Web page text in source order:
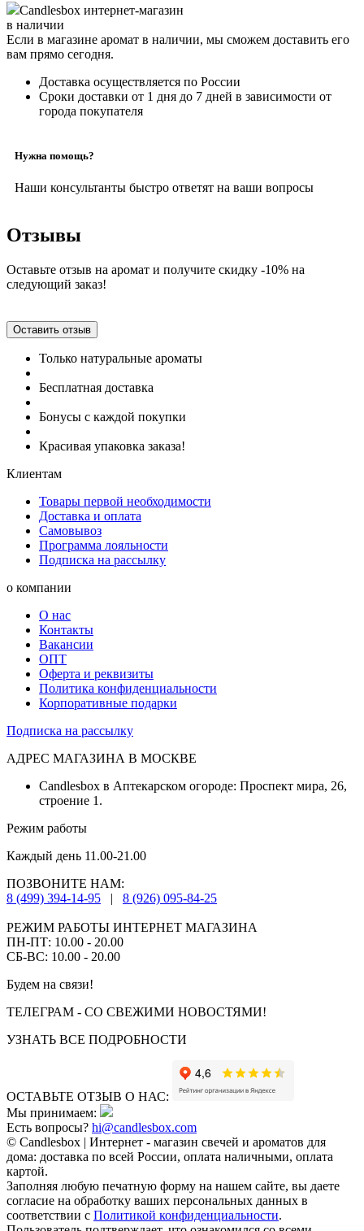
Candlesbox интернет-магазин
в наличии
Если в магазине аромат в наличии, мы сможем доставить его
вам прямо сегодня.
Доставка осуществляется по России
Сроки доставки от 1 дня до 7 дней в зависимости от
города покупателя
Нужна помощь?
Наши консультанты быстро ответят на ваши вопросы
Отзывы
Оставьте отзыв на аромат и получите скидку -10% на
следующий заказ!
Оставить отзыв
Только натуральные ароматы
Бесплатная доставка
Бонусы с каждой покупки
Красивая упаковка заказа!
Клиентам
Товары первой необходимости
Доставка и оплата
Самовывоз
Программа лояльности
Подписка на рассылку
о компании
О нас
Контакты
Вакансии
ОПТ
Оферта и реквизиты
Политика конфиденциальности
Корпоративные подарки
Подписка на рассылку
АДРЕС МАГАЗИНА В МОСКВЕ
Candlesbox в Аптекарском огороде: Проспект мира, 26,
строение 1.
Режим работы
Каждый день 11.00-21.00
ПОЗВОНИТЕ НАМ:
8 (499) 394-14-95
| 8 (926) 095-84-25
РЕЖИМ РАБОТЫ ИНТЕРНЕТ МАГАЗИНА
ПН-ПТ: 10.00 - 20.00
СБ-ВС: 10.00 - 20.00
Будем на связи!
ТЕЛЕГРАМ - СО СВЕЖИМИ НОВОСТЯМИ!
УЗНАТЬ ВСЕ ПОДРОБНОСТИ
ОСТАВЬТЕ ОТЗЫВ О НАС:
Мы принимаем:
Есть вопросы? hi@candlesbox.com
© Candlesbox | Интернет - магазин свечей и ароматов для
дома: доставка по всей России, оплата наличными, оплата
картой.
Заполняя любую печатную форму на нашем сайте, вы даете
согласие на обработку ваших персональных данных в
соответствии с Политикой конфиденциальности.